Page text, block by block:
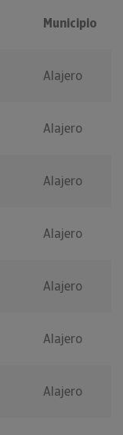
Municipio
Alajero
Alajero
Alajero
Alajero
Alajero
Alajero
Alajero